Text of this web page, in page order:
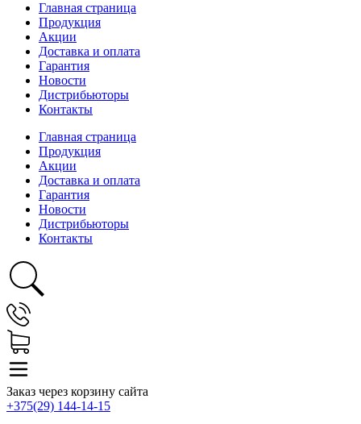
Главная страница
Продукция
Акции
Доставка и оплата
Гарантия
Новости
Дистрибьюторы
Контакты
Главная страница
Продукция
Акции
Доставка и оплата
Гарантия
Новости
Дистрибьюторы
Контакты
Заказ через корзину сайта
+375(29) 144-14-15